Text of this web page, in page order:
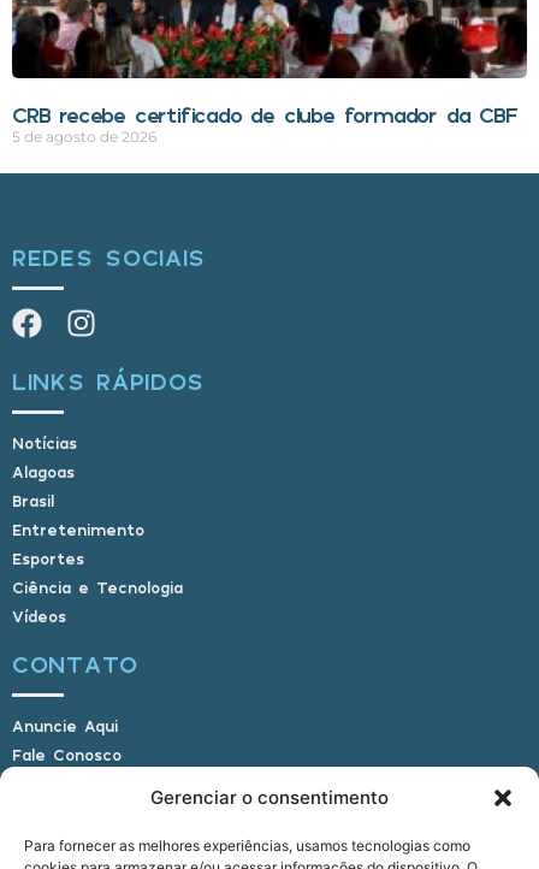
Gerenciar o consentimento
Para fornecer as melhores experiências, usamos tecnologias como
CRB recebe certificado de clube formador da CBF
5 de agosto de 2026
REDES SOCIAIS
LINKS RÁPIDOS
Notícias
Alagoas
Brasil
Entretenimento
Esportes
Ciência e Tecnologia
Vídeos
CONTATO
Anuncie Aqui
Fale Conosco